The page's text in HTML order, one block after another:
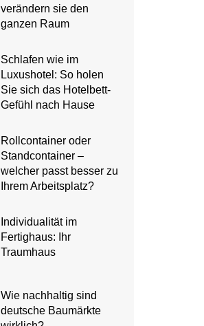
verändern sie den
ganzen Raum
Schlafen wie im
Luxushotel: So holen
Sie sich das Hotelbett-
Gefühl nach Hause
Rollcontainer oder
Standcontainer –
welcher passt besser zu
Ihrem Arbeitsplatz?
Individualität im
Fertighaus: Ihr
Traumhaus
Wie nachhaltig sind
deutsche Baumärkte